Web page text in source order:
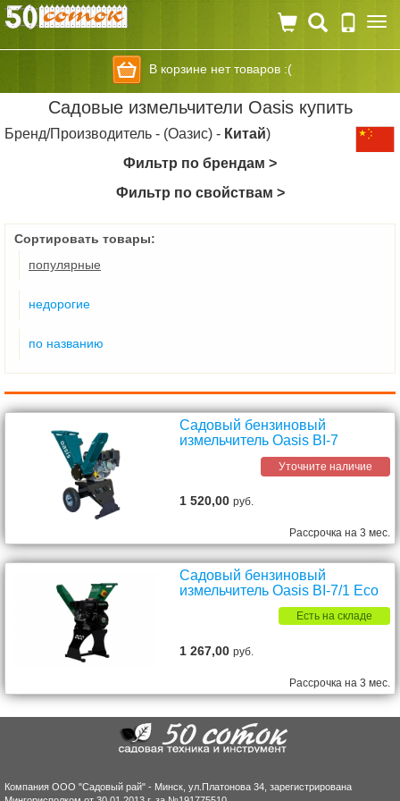
В корзине нет товаров :(
Садовые измельчители Oasis купить
Бренд/Производитель - (Оазис) - Китай)
Фильтр по брендам >
Фильтр по свойствам >
Сортировать товары:
популярные
недорогие
по названию
Садовый бензиновый
измельчитель Oasis BI-7
Уточните наличие
1 520,00руб.
Рассрочка на 3 мес.
Садовый бензиновый
измельчитель Oasis BI-7/1 Eco
Есть на складе
1 267,00руб.
Рассрочка на 3 мес.
Компания ООО "Садовый рай" - Минск, ул.Платонова 34, зарегистрирована